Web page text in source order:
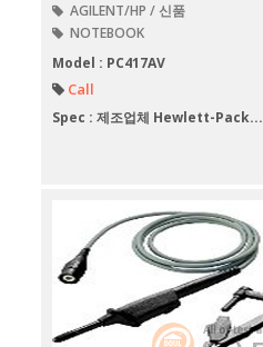
AGILENT/HP / 신품
NOTEBOOK
Model : PC417AV
Call
Spec : 제조업체 Hewlett-Pack...